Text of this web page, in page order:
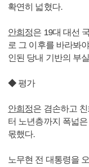
확연히 넓혔다.
안희정은 19대 대선
로 그 이후를 바라봐
인된 당내 기반의 부
◆ 평가
안희정은 겸손하고
터 노년층까지 폭넓
몫했다.
노무현 전 대통령을